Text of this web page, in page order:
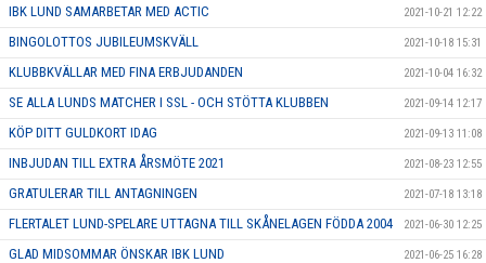
IBK LUND SAMARBETAR MED ACTIC 2021-10-21 12:22
BINGOLOTTOS JUBILEUMSKVÄLL 2021-10-18 15:31
KLUBBKVÄLLAR MED FINA ERBJUDANDEN 2021-10-04 16:32
SE ALLA LUNDS MATCHER I SSL - OCH STÖTTA KLUBBEN 2021-09-14 12:17
KÖP DITT GULDKORT IDAG 2021-09-13 11:08
INBJUDAN TILL EXTRA ÅRSMÖTE 2021 2021-08-23 12:55
GRATULERAR TILL ANTAGNINGEN 2021-07-18 13:18
FLERTALET LUND-SPELARE UTTAGNA TILL SKÅNELAGEN FÖDDA 2004 2021-06-30 12:25
GLAD MIDSOMMAR ÖNSKAR IBK LUND 2021-06-25 16:28